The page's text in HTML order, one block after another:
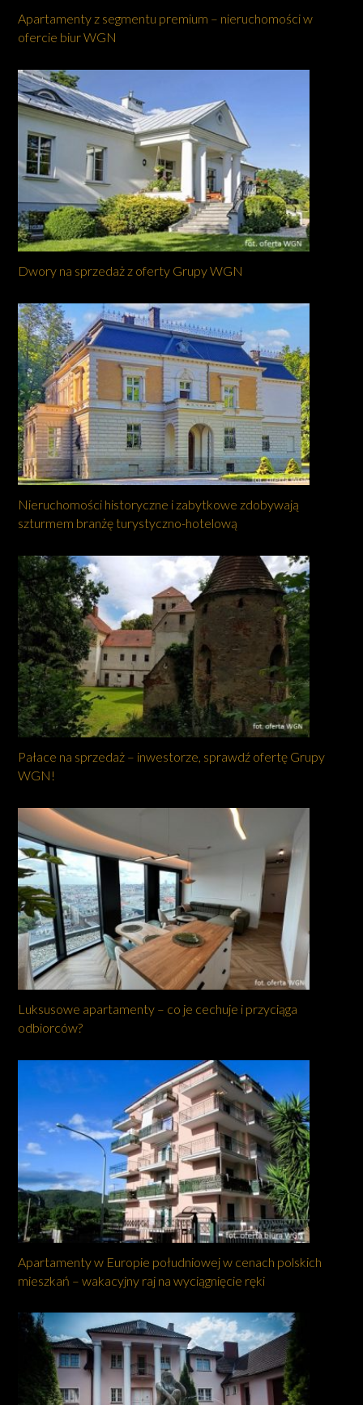
Apartamenty z segmentu premium – nieruchomości w
ofercie biur WGN
Dwory na sprzedaż z oferty Grupy WGN
Nieruchomości historyczne i zabytkowe zdobywają
szturmem branżę turystyczno-hotelową
Pałace na sprzedaż – inwestorze, sprawdź ofertę Grupy
WGN!
Luksusowe apartamenty – co je cechuje i przyciąga
odbiorców?
Apartamenty w Europie południowej w cenach polskich
mieszkań – wakacyjny raj na wyciągnięcie ręki